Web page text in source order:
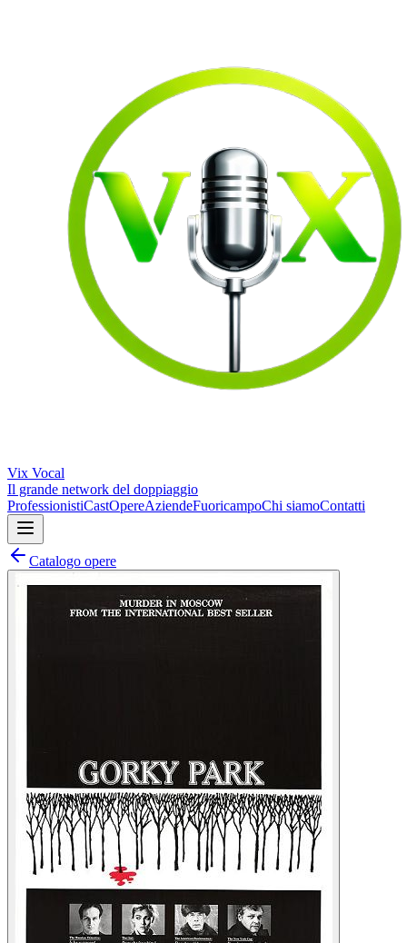
Vix Vocal
Il grande network del doppiaggio
ProfessionistiCastOpereAziendeFuoricampoChi siamoContatti
Catalogo opere